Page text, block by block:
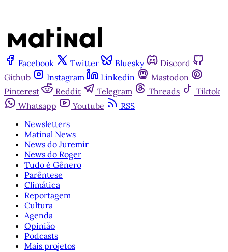
Facebook Twitter Bluesky
Discord
Github
Instagram Linkedin
Mastodon
Pinterest
Reddit Telegram Threads
Tiktok
Whatsapp
Youtube
RSS
Newsletters
Matinal News
News do Juremir
News do Roger
Tudo é Gênero
Parêntese
Climática
Reportagem
Cultura
Agenda
Opinião
Podcasts
Mais projetos